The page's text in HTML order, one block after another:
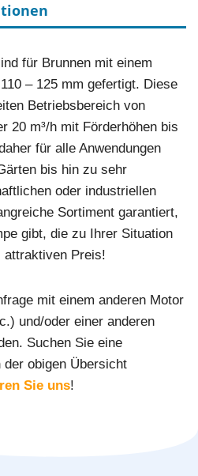
für Brunnen mit einem
– 125 mm gefertigt. Diese
Betriebsbereich von
20 m³/h mit Förderhöhen bis
für alle Anwendungen
bis hin zu sehr
oder industriellen
Sortiment garantiert,
gibt, die zu Ihrer Situation
attraktiven Preis!
mit einem anderen Motor
und/oder einer anderen
Suchen Sie eine
obigen Übersicht
Sie uns!